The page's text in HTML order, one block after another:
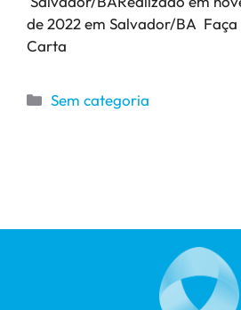
de 2022 em Salvador/BA
Carta
Sem categoria